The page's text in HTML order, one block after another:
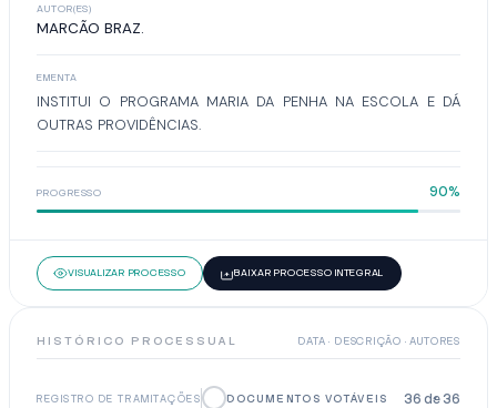
AUTOR(ES)
MARCÃO BRAZ.
EMENTA
INSTITUI O PROGRAMA MARIA DA PENHA NA ESCOLA E DÁ
OUTRAS PROVIDÊNCIAS.
PROGRESSO 90%
VISUALIZAR PROCESSO BAIXAR PROCESSO INTEGRAL
HISTÓRICO PROCESSUAL DATA · DESCRIÇÃO · AUTORES
REGISTRO DE TRAMITAÇÕES DOCUMENTOS VOTÁVEIS 36 de 36